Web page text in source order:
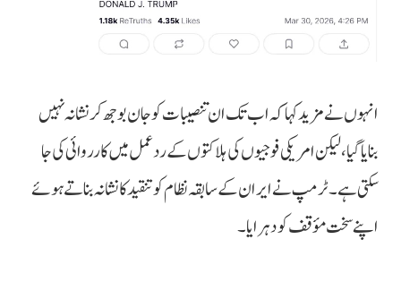
انہوں نے مزید کہا کہ اب تک ان تنصیبات کو جان بوجھ کر نشانہ نہیں
بنایا گیا، لیکن امریکی فوجیوں کی ہلاکتوں کے ردعمل میں کارروائی کی جا
سکتی ہے۔ ٹرمپ نے ایران کے سابقہ نظام کو تنقید کا نشانہ بناتے ہوئے
اپنے سخت مؤقف کو دہرایا۔